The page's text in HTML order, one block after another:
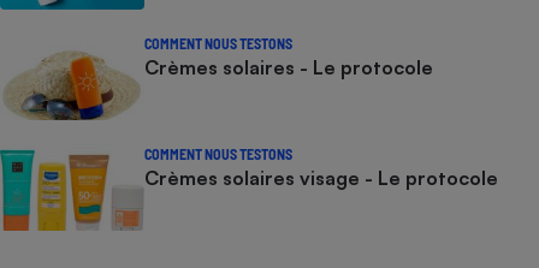
COMMENT NOUS TESTONS
Crèmes solaires - Le protocole
COMMENT NOUS TESTONS
Crèmes solaires visage - Le protocole